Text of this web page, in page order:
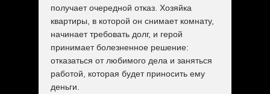
получает очередной отказ. Хозяйка
квартиры, в которой он снимает комнату,
начинает требовать долг, и герой
принимает болезненное решение:
отказаться от любимого дела и заняться
работой, которая будет приносить ему
деньги.